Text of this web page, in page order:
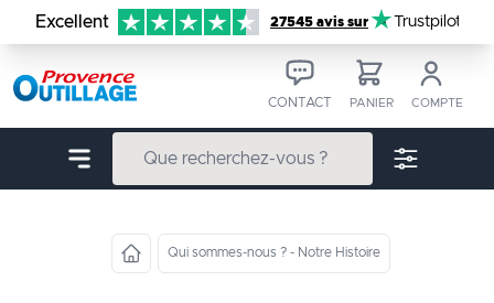
Aller au contenu
Excellent 27545 avis sur Trustpilot
CONTACT PANIER COMPTE
Qui sommes-nous ? - Notre Histoire